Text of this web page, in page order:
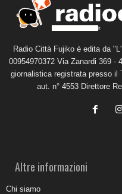
Radio Città Fujiko è edita da
00954970372 Via Zanardi 369 -
giornalistica registrata presso il
aut. n° 4553 Direttore
Altre informazioni
Chi siamo